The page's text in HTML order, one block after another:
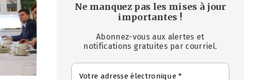
Ne manquez pas les mises à jour
importantes !
Abonnez-vous aux alertes et
notifications gratuites par courriel.